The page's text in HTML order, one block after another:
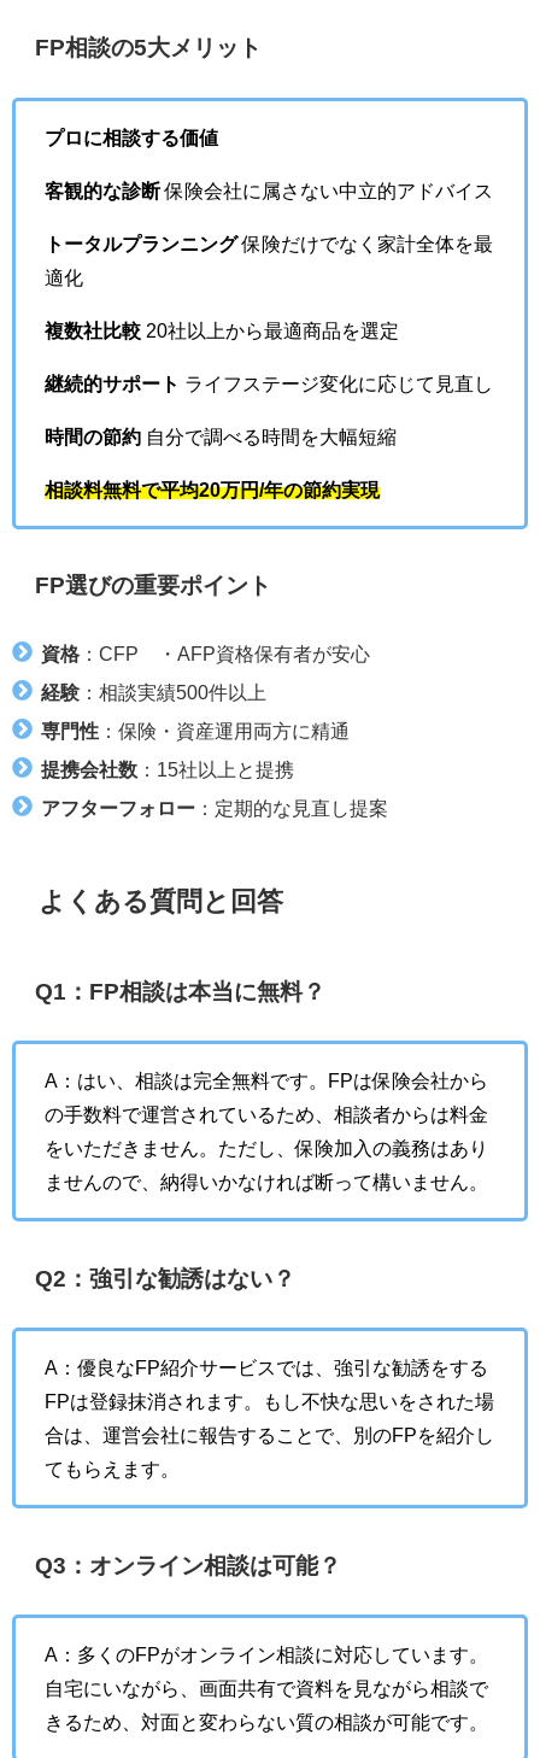
FP相談の5大メリット
プロに相談する価値
客観的な診断 保険会社に属さない中立的アドバイス
トータルプランニング 保険だけでなく家計全体を最
適化
複数社比較 20社以上から最適商品を選定
継続的サポート ライフステージ変化に応じて見直し
時間の節約 自分で調べる時間を大幅短縮
相談料無料で平均20万円/年の節約実現
FP選びの重要ポイント
資格 ：CFP®・AFP資格保有者が安心
経験 ：相談実績500件以上
専門性 ：保険・資産運用両方に精通
提携会社数 ：15社以上と提携
アフターフォロー ：定期的な見直し提案
よくある質問と回答
Q1：FP相談は本当に無料？
A：はい、相談は完全無料です。FPは保険会社から
の手数料で運営されているため、相談者からは料金
をいただきません。ただし、保険加入の義務はあり
ませんので、納得いかなければ断って構いません。
Q2：強引な勧誘はない？
A：優良なFP紹介サービスでは、強引な勧誘をする
FPは登録抹消されます。もし不快な思いをされた場
合は、運営会社に報告することで、別のFPを紹介し
てもらえます。
Q3：オンライン相談は可能？
A：多くのFPがオンライン相談に対応しています。
自宅にいながら、画面共有で資料を見ながら相談で
きるため、対面と変わらない質の相談が可能です。